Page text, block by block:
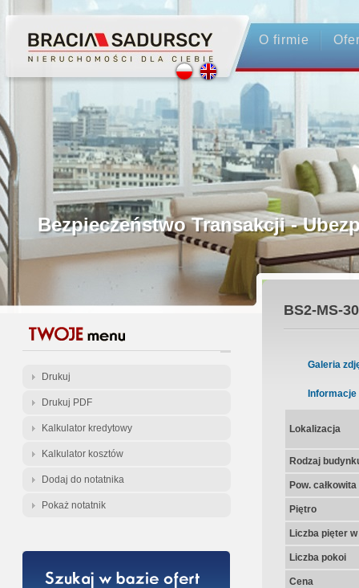
O firmie
Profesjonalne Pośrednictwo
Bezpieczeństwo Transakcji -
Licencjonowani Pośrednicy
Gwarancja Zwrotu Zadatku
Gratis - Przedwstępna Umowa
Drukuj
Drukuj PDF
Kalkulator kredytowy
Kalkulator kosztów
Dodaj do notatnika
Pokaż notatnik
BS2-MS-
Galeria
Informacje
Lokalizacja
Rodzaj
Pow.
Piętro
Liczba pięter
Liczba pokoi
Cena